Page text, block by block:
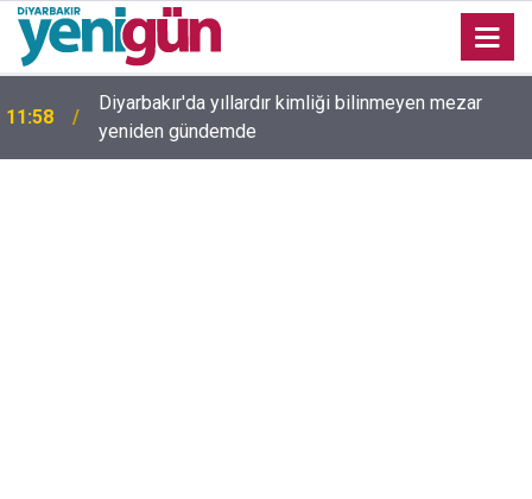
11:58
Diyarbakır'da yıllardır kimliği bilinmeyen mezar
yeniden gündemde
11:43 Diyarbakır’da inek az sahibine saldırdı